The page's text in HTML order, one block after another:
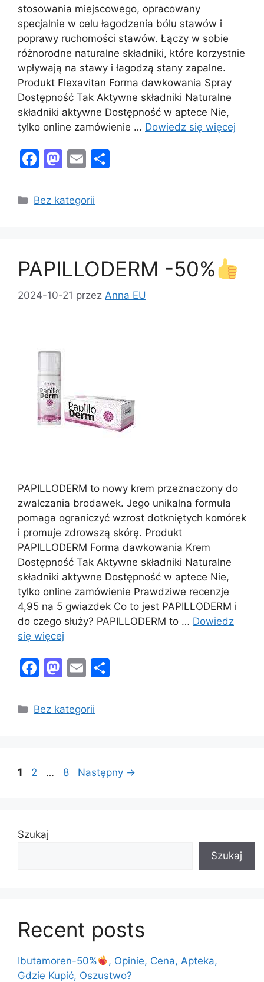
stosowania miejscowego, opracowany
specjalnie w celu łagodzenia bólu stawów i
poprawy ruchomości stawów. Łączy w sobie
różnorodne naturalne składniki, które korzystnie
wpływają na stawy i łagodzą stany zapalne.
Produkt Flexavitan Forma dawkowania Spray
Dostępność Tak Aktywne składniki Naturalne
składniki aktywne Dostępność w aptece Nie,
tylko online zamówienie … Dowiedz się więcej
F
c
o
k
M
st
n
E
ai
Kategorie
Bez kategorii
PAPILLODERM -50%
2024-10-21 przez Anna EU
PAPILLODERM to nowy krem ​​przeznaczony do
zwalczania brodawek. Jego unikalna formuła
pomaga ograniczyć wzrost dotkniętych komórek
i promuje zdrowszą skórę. Produkt
PAPILLODERM Forma dawkowania Krem
Dostępność Tak Aktywne składniki Naturalne
składniki aktywne Dostępność w aptece Nie,
tylko online zamówienie Prawdziwe recenzje
4,95 na 5 gwiazdek Co to jest PAPILLODERM i
do czego służy? PAPILLODERM to … Dowiedz
się więcej
F
c
o
M
st
o
n
E
ai
Kategorie
Bez kategorii
Page
1 Page
2 … Page
8 Następny →
Szukaj
Szukaj
Recent posts
Ibutamoren-50%
, Opinie, Cena, Apteka,
Gdzie Kupić, Oszustwo?